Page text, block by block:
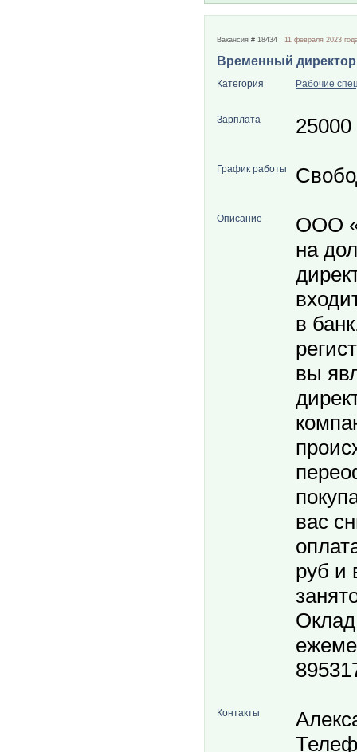
Вакансия # 18434 11 февраля 2023
Временный директор
Категория Рабочие
Зарплата 25000
График работы
Описание
ООО
на
в
вы
вас
руб и
Контакты